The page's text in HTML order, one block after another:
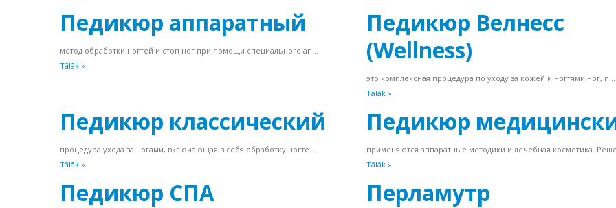
Педикюр аппаратный
метод обработки ногтей и стоп ног при помощи специального ап...
Tālāk »
Педикюр Велнесс
(Wellness)
это комплексная процедура по уходу за кожей и ногтями ног, п...
Tālāk »
Педикюр классический
процедура ухода за ногами, включающая в себя обработку ногте...
Tālāk »
Педикюр
применяются аппаратные методики и лечебная косметика.
Tālāk »
Педикюр СПА Перламутр